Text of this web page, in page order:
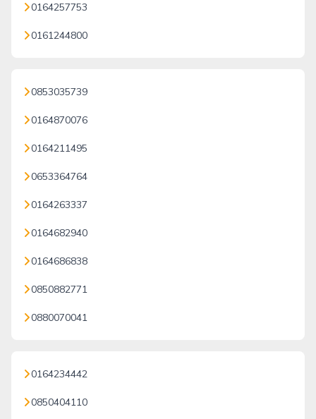
0164257753
0161244800
0853035739
0164870076
0164211495
0653364764
0164263337
0164682940
0164686838
0850882771
0880070041
0164234442
0850404110